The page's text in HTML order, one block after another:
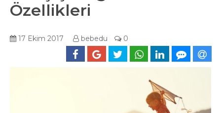
Özellikleri
17 Ekim 2017 bebedu 0